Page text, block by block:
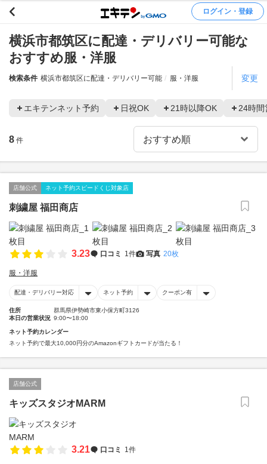
ログイン・登録
横浜市都筑区に配達・デリバリー可能な
おすすめ服・洋服
検索条件 横浜市都筑区に配達・デリバリー可能 服・洋服 変更
エキテンネット予約 日祝OK 21時以降OK 24時間
8 件
店舗公式 ネット予約スピードくじ対象店
刺繍屋 福田商店
3.23 口コミ 1件 写真 20枚
服・洋服
配達・デリバリー対応 ネット予約 クーポン有
住所
群馬県伊勢崎市東小保方町3126
本日の営業状況 9:00〜18:00
ネット予約カレンダー
ネット予約で最大10,000円分のAmazonギフトカードが当たる！
店舗公式
キッズスタジオMARM
3.21 口コミ 1件